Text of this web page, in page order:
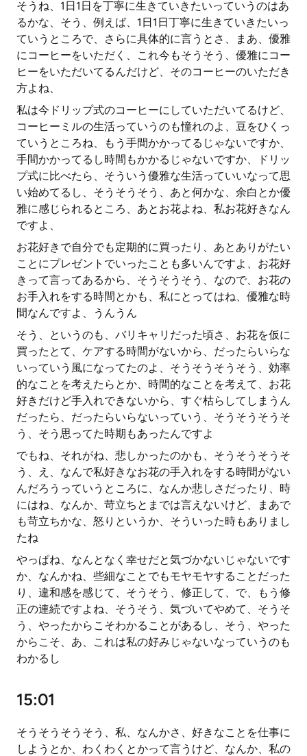
そうね、1日1日を丁寧に生きていきたいっていうのはあ
るかな、そう、例えば、1日1日丁寧に生きていきたいっ
ていうところで、さらに具体的に言うとさ、まあ、優雅
にコーヒーをいただく、これ今もそうそう、優雅にコー
ヒーをいただいてるんだけど、そのコーヒーのいただき
方よね、
私は今ドリップ式のコーヒーにしていただいてるけど、
コーヒーミルの生活っていうのも憧れのよ、豆をひくっ
ていうところね、もう手間かかってるじゃないですか、
手間かかってるし時間もかかるじゃないですか、ドリッ
プ式に比べたら、そういう優雅な生活っていいなって思
い始めてるし、そうそうそう、あと何かな、余白とか優
雅に感じられるところ、あとお花よね、私お花好きなん
ですよ、
お花好きで自分でも定期的に買ったり、あとありがたい
ことにプレゼントでいったことも多いんですよ、お花好
きって言ってあるから、そうそうそう、なので、お花の
お手入れをする時間とかも、私にとってはね、優雅な時
間なんですよ、うんうん
そう、というのも、バリキャリだった頃さ、お花を仮に
買ったとて、ケアする時間がないから、だったらいらな
いっていう風になってたのよ、そうそうそうそう、効率
的なことを考えたらとか、時間的なことを考えて、お花
好きだけど手入れできないから、すぐ枯らしてしまうん
だったら、だったらいらないっていう、そうそうそうそ
う、そう思ってた時期もあったんですよ
でもね、それがね、悲しかったのかも、そうそうそうそ
う、え、なんで私好きなお花の手入れをする時間がない
んだろうっていうところに、なんか悲しさだったり、時
にはね、なんか、苛立ちとまでは言えないけど、まあで
も苛立ちかな、怒りというか、そういった時もありまし
たね
やっぱね、なんとなく幸せだと気づかないじゃないです
か、なんかね、些細なことでもモヤモヤすることだった
り、違和感を感じて、そうそう、修正して、で、もう修
正の連続ですよね、そうそう、気づいてやめて、そうそ
う、やったからこそわかることがあるし、そう、やった
からこそ、あ、これは私の好みじゃないなっていうのも
わかるし
15:01
そうそうそうそう、私、なんかさ、好きなことを仕事に
しようとか、わくわくとかって言うけど、なんか、私の